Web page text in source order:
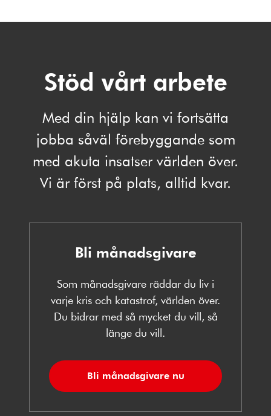
Stöd vårt arbete
Med din hjälp kan vi fortsätta
jobba såväl förebyggande som
med akuta insatser världen över.
Vi är först på plats, alltid kvar.
Bli månadsgivare
Som månadsgivare räddar du liv i
varje kris och katastrof, världen över.
Du bidrar med så mycket du vill, så
länge du vill.
Bli månadsgivare nu